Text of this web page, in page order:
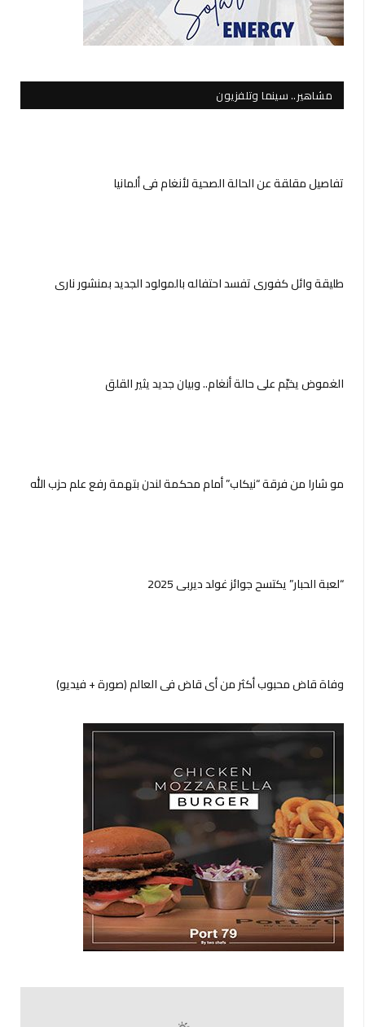
مشاهير.. سينما وتلفزيون
تفاصيل مقلقة عن الحالة الصحية لأنغام في ألمانيا
طليقة وائل كفوري تفسد احتفاله بالمولود الجديد بمنشور ناري
الغموض يخيّم على حالة أنغام.. وبيان جديد يثير القلق
مو شارا من فرقة “نيكاب” أمام محكمة لندن بتهمة رفع علم حزب الله
“لعبة الحبار” يكتسح جوائز غولد ديربي 2025
وفاة قاض محبوب أكثر من أي قاض في العالم (صورة + فيديو)